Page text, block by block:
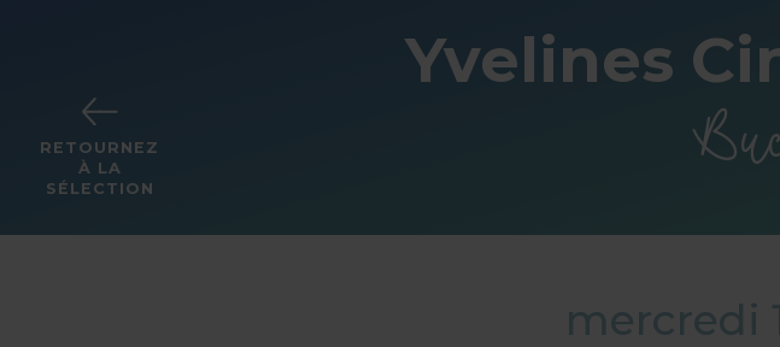
RETOURNEZ
À LA
SÉLECTION
Yvelines
mercredi